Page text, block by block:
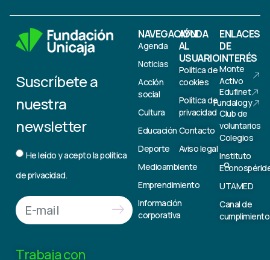
Suscríbete a
nuestra
newsletter
He leído y acepto lapolítica
de privacidad.
Trabaja con
NAVEGACIÓN
Agenda
Noticias
Acción
social
Cultura
Educación
Deporte
Medioambiente
Emprendimiento
Información
corporativa
AYUDA
AL
USUARIO
Política de
cookies
Política de
privacidad
Contacto
Aviso legal
ENLACES
DE
INTERÉS
Monte
Activo
Edufinet
Fundalogy
Club de
voluntarios
Colegios
Instituto
UTAMED
Canal de
cumplimiento